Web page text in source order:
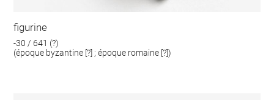
figurine
-30 / 641 (?)
(époque byzantine [?] ; époque romaine [?])